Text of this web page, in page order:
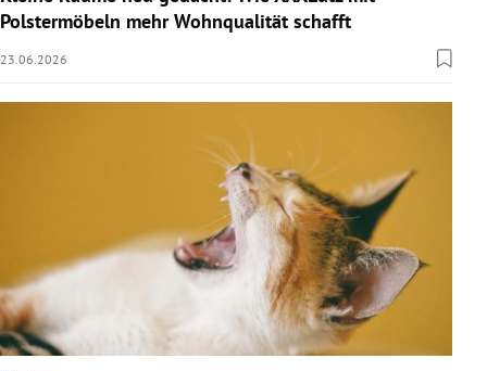
Polstermöbeln mehr Wohnqualität schafft
23.06.2026